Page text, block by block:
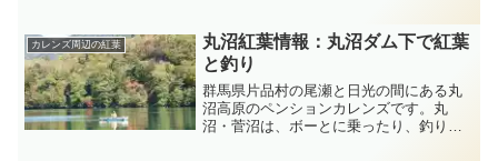
がみえたので近くに行っ...
カレンズ周辺の紅葉
丸沼紅葉情報：丸沼ダム下で紅葉
と釣り
群馬県片品村の尾瀬と日光の間にある丸
沼高原のペンションカレンズです。丸
沼・菅沼は、ボーとに乗ったり、釣りが